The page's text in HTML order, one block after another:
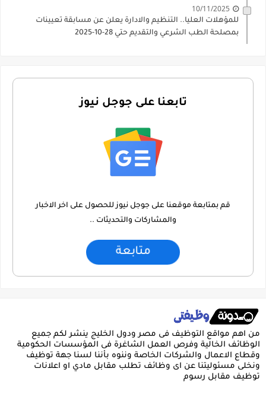
10/11/2025
للمؤهلات العليا.. التنظيم والادارة يعلن عن مسابقة تعيينات
بمصلحة الطب الشرعي والتقديم حتي 28-10-2025
تابعنا على جوجل نيوز
قم بمتابعة موقعنا على جوجل نيوز للحصول على اخر الاخبار
والمشاركات والتحديثات ..
متابعة
من اهم مواقع التوظيف فى مصر ودول الخليج ينشر لكم جميع
الوظائف الخالية وفرص العمل الشاغرة فى المؤسسات الحكومية
وقطاع الاعمال والشركات الخاصة وننوه بأننا لسنا جهة توظيف
ونخلى مسئوليتنا عن اى وظائف تطلب مقابل مادي او اعلانات
توظيف مقابل رسوم